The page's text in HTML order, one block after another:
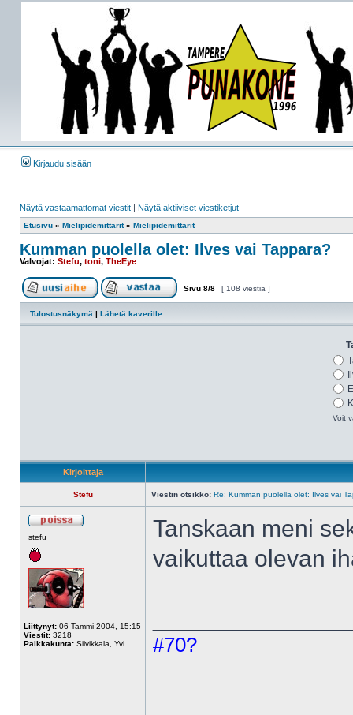
Kirjaudu sisään
Näytä vastaamattomat viestit | Näytä aktiiviset viestiketjut
Etusivu » Mielipidemittarit» Mielipidemittarit
Kumman puolella olet: Ilves vai Tappara?
Valvojat: Stefu, toni, TheEye
Sivu 8/8 [ 108 viestiä ]
Tulostusnäkymä | Lähetä kaverille
Voit
Kirjoittaja
Stefu Viestin otsikko: Re: Kumman puolella olet: Ilves vai
stefu
Liittynyt: 06 Tammi 2004, 15:15
Viestit: 3218
Paikkakunta: Siivikkala, Yvi
Tanskaan meni
vaikuttaa olevan
#70?